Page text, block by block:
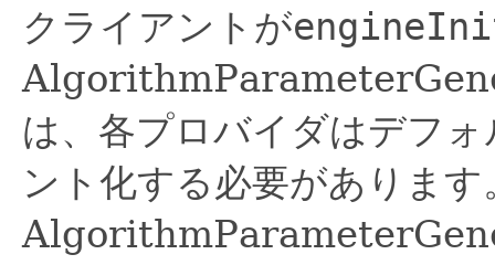
クライアントが
は、各プロバイダはデフ
ント化する必要があります